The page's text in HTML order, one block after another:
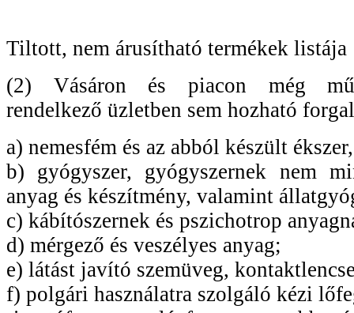
Tiltott, nem árusítható termékek listája
(2) Vásáron és piacon még
rendelkező üzletben sem hozható
a) nemesfém és az abból készült
b) gyógyszer, gyógyszernek nem
anyag és készítmény, valamint
c) kábítószernek és pszichotrop
d) mérgező és veszélyes anyag;
e) látást javító szemüveg,
f) polgári használatra szolgáló kézi